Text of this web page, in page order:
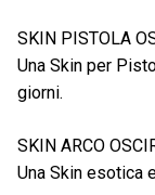
SKIN PISTOLA
Una Skin per
giorni.
SKIN ARCO
Una Skin esotica